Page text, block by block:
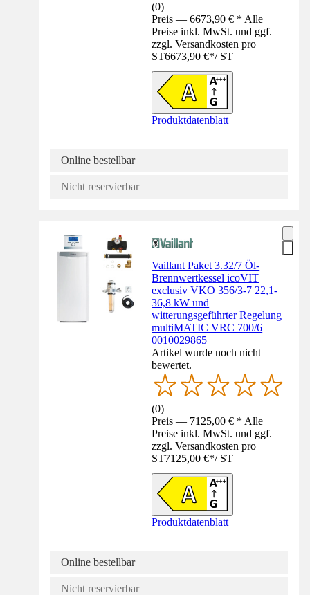
(0)
Preis — 6673,90 € * Alle
Preise inkl. MwSt. und ggf.
zzgl. Versandkosten pro
ST6673,90 €*/ ST
Produktdatenblatt
Online bestellbar
Nicht reservierbar
Vaillant Paket 3.32/7 Öl-
Brennwertkessel icoVIT
exclusiv VKO 356/3-7 22,1-
36,8 kW und
witterungsgeführter Regelung
multiMATIC VRC 700/6
0010029865
Artikel wurde noch nicht
bewertet.
(0)
Preis — 7125,00 € * Alle
Preise inkl. MwSt. und ggf.
zzgl. Versandkosten pro
ST7125,00 €*/ ST
Produktdatenblatt
Online bestellbar
Nicht reservierbar